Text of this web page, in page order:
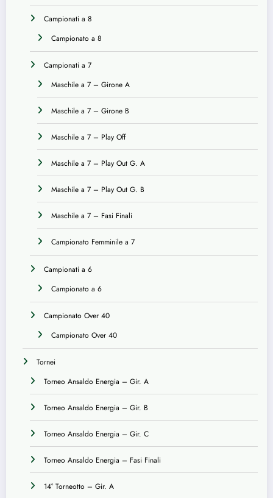
Campionati a 8
Campionato a 8
Campionati a 7
Maschile a 7 – Girone A
Maschile a 7 – Girone B
Maschile a 7 – Play Off
Maschile a 7 – Play Out G. A
Maschile a 7 – Play Out G. B
Maschile a 7 – Fasi Finali
Campionato Femminile a 7
Campionati a 6
Campionato a 6
Campionato Over 40
Campionato Over 40
Tornei
Torneo Ansaldo Energia – Gir. A
Torneo Ansaldo Energia – Gir. B
Torneo Ansaldo Energia – Gir. C
Torneo Ansaldo Energia – Fasi Finali
14° Torneotto – Gir. A